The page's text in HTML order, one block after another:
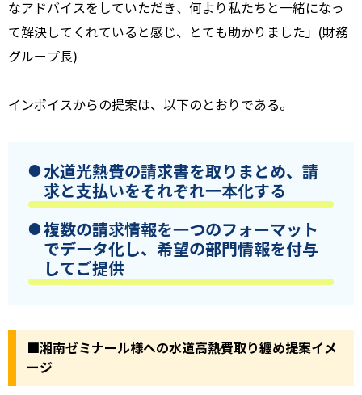
なアドバイスをしていただき、何より私たちと一緒になっ
て解決してくれていると感じ、とても助かりました」(財務
グループ長)
インボイスからの提案は、以下のとおりである。
水道光熱費の請求書を取りまとめ、請
求と支払いをそれぞれ一本化する
複数の請求情報を一つのフォーマット
でデータ化し、希望の部門情報を付与
してご提供
■湘南ゼミナール様への水道高熱費取り纏め提案イメ
ージ